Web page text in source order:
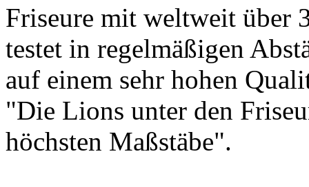
Friseure mit weltweit über
testet in regelmäßigen
auf einem sehr hohen
"Die Lions unter den
höchsten Maßstäbe".